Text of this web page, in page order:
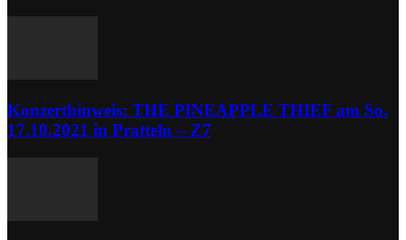
Konzerthinweis: THE PINEAPPLE THIEF am So.
17.10.2021 in Pratteln – Z7